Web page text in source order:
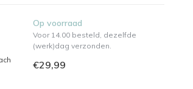
Op voorraad
Voor 14.00 besteld, dezelfde
(werk)dag verzonden.
€29,99